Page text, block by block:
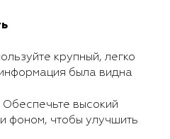
крупный, легко
была видна
Обеспечьте высокий
фоном, чтобы улучшить